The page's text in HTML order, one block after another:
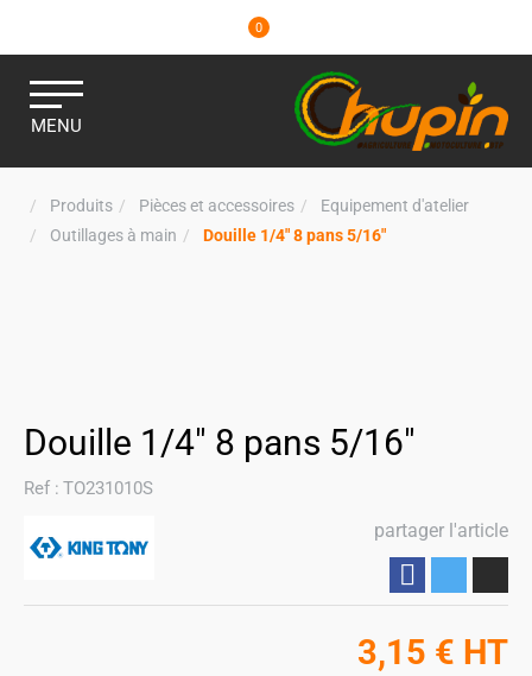
0
MENU
Produits Pièces et accessoires
Equipement d'atelier
Outillages à main
Douille 1/4" 8 pans 5/16"
Douille 1/4" 8 pans 5/16"
Ref : TO231010S
partager l'article
3,15 € HT